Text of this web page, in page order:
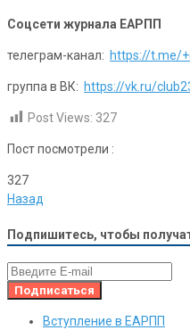
Соцсети журнала ЕАРПП
телеграм-канал: https://t.me/
группа в ВК: https://vk.ru/
Post Views: 327
Пост посмотрели :
327
Назад
Подпишитесь, чтобы
Вступление в ЕАРПП